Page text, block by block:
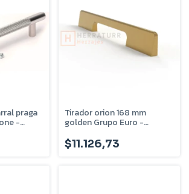
praga
-
Tirador orion 168 mm
golden Grupo Euro -
$11.126,73